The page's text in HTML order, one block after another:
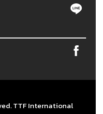
TTF International